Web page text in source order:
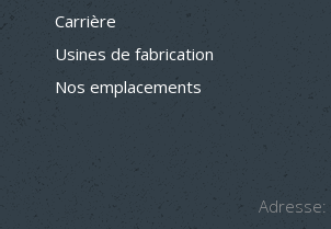
Carrière
Usines de fabrication
Nos emplacements
Adresse: